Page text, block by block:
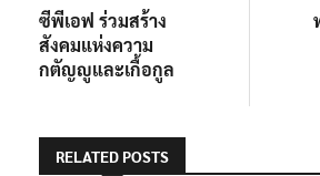
ซีพีเอฟ ร่วมสร้าง
สังคมแห่งความ
กตัญญูและเกื้อกูล
RELATED POSTS